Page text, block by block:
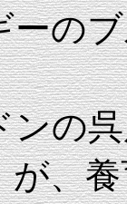
のブ
の呉
が、